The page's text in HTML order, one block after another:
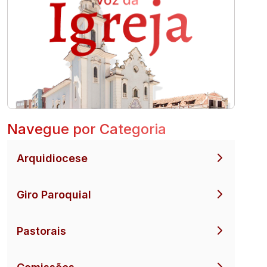
Navegue por Categoria
Arquidiocese
Giro Paroquial
Pastorais